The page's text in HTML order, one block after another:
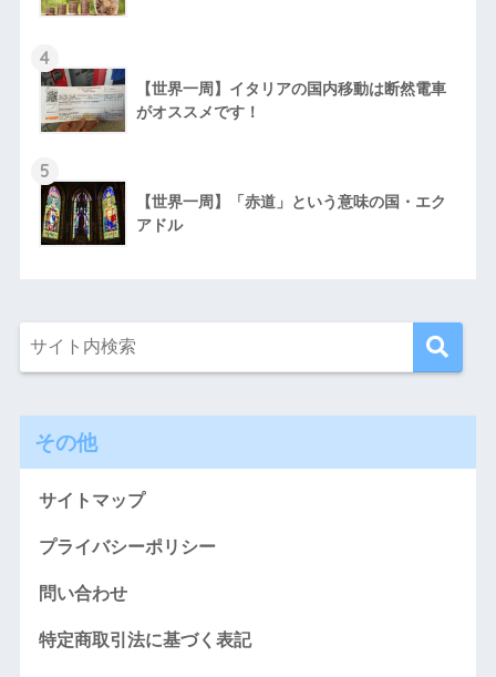
4
【世界一周】イタリアの国内移動は断然電車
がオススメです！
5
【世界一周】「赤道」という意味の国・エク
アドル
その他
サイトマップ
プライバシーポリシー
問い合わせ
特定商取引法に基づく表記